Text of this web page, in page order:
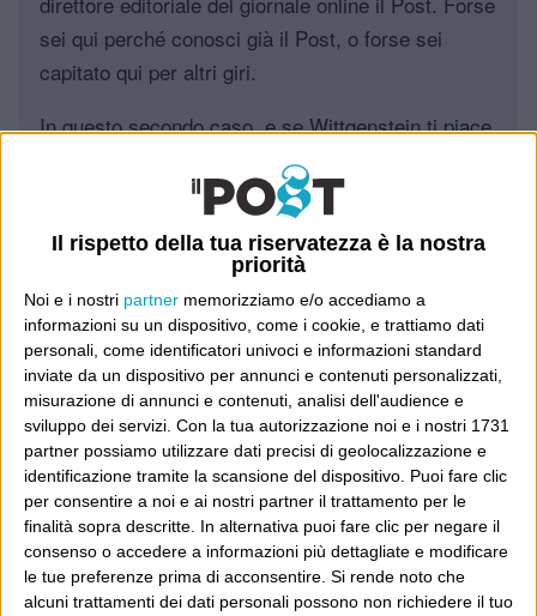
Il rispetto della tua riservatezza è la nostra
priorità
Noi e i nostri partner memorizziamo e/o accediamo a
informazioni su un dispositivo, come i cookie, e trattiamo dati
personali, come identificatori univoci e informazioni standard
inviate da un dispositivo per annunci e contenuti personalizzati,
misurazione di annunci e contenuti, analisi dell'audience e
sviluppo dei servizi. Con la tua autorizzazione noi e i nostri 1731
partner possiamo utilizzare dati precisi di geolocalizzazione e
identificazione tramite la scansione del dispositivo. Puoi fare clic
per consentire a noi e ai nostri partner il trattamento per le
finalità sopra descritte. In alternativa puoi fare clic per negare il
consenso o accedere a informazioni più dettagliate e modificare
le tue preferenze prima di acconsentire. Si rende noto che
alcuni trattamenti dei dati personali possono non richiedere il tuo
sei qui perché conosci già il Post, o forse sei
capitato qui per altri giri.
In questo secondo caso, e se Wittgenstein ti piace,
potrebbe piacerti anche il Post: che è partito
proprio da qui, e dal voler portare gli approcci di
questo blog dentro a un progetto più grande.
Poi il Post è cresciuto ed è diventato anche altro:
un progetto giornalistico che prosegue da oltre 16
anni, grazie a chi lo scopre, lo apprezza e lo
consiglia in giro.
Leggi il Post, magari ti piace
Luca Sofri Wittgenstein